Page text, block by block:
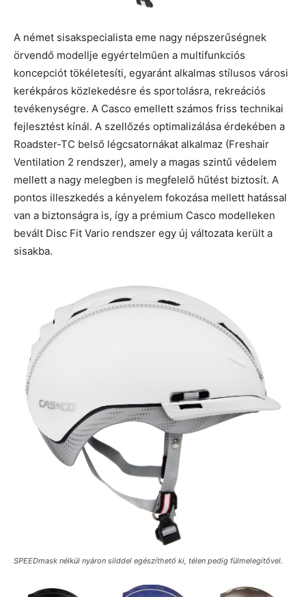
A német sisakspecialista eme nagy népszerűségnek
örvendő modellje egyértelműen a multifunkciós
koncepciót tökéletesíti, egyaránt alkalmas stílusos városi
kerékpáros közlekedésre és sportolásra, rekreációs
tevékenységre. A Casco emellett számos friss technikai
fejlesztést kínál. A szellőzés optimalizálása érdekében a
Roadster-TC belső légcsatornákat alkalmaz (Freshair
Ventilation 2 rendszer), amely a magas szintű védelem
mellett a nagy melegben is megfelelő hűtést biztosít. A
pontos illeszkedés a kényelem fokozása mellett hatással
van a biztonságra is, így a prémium Casco modelleken
bevált Disc Fit Vario rendszer egy új változata került a
sisakba.
SPEEDmask nélkül nyáron silddel egészíthető ki, télen pedig fülmelegítővel.